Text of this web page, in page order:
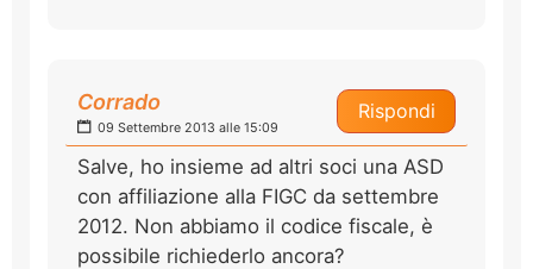
Rispondi
Corrado
09 Settembre 2013 alle 15:09
Salve, ho insieme ad altri soci una ASD
con affiliazione alla FIGC da settembre
2012. Non abbiamo il codice fiscale, è
possibile richiederlo ancora?